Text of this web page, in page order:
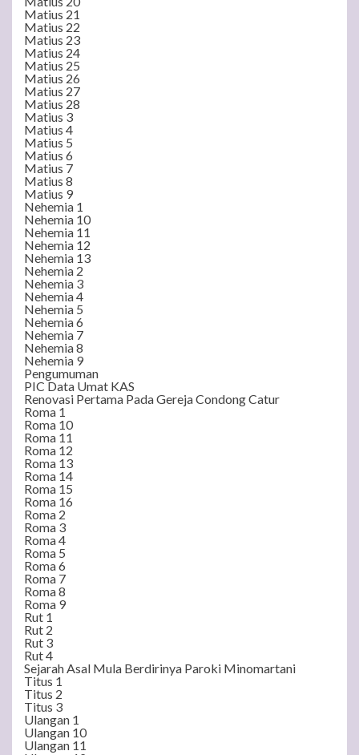
Matius 21
Matius 22
Matius 23
Matius 24
Matius 25
Matius 26
Matius 27
Matius 28
Matius 3
Matius 4
Matius 5
Matius 6
Matius 7
Matius 8
Matius 9
Nehemia 1
Nehemia 10
Nehemia 11
Nehemia 12
Nehemia 13
Nehemia 2
Nehemia 3
Nehemia 4
Nehemia 5
Nehemia 6
Nehemia 7
Nehemia 8
Nehemia 9
Pengumuman
PIC Data Umat KAS
Renovasi Pertama Pada Gereja Condong Catur
Roma 1
Roma 10
Roma 11
Roma 12
Roma 13
Roma 14
Roma 15
Roma 16
Roma 2
Roma 3
Roma 4
Roma 5
Roma 6
Roma 7
Roma 8
Roma 9
Rut 1
Rut 2
Rut 3
Rut 4
Sejarah Asal Mula Berdirinya Paroki Minomartani
Titus 1
Titus 2
Titus 3
Ulangan 1
Ulangan 10
Ulangan 11